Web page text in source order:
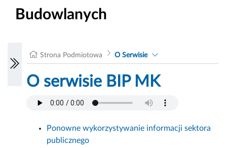
Budowlanych
Strona Podmiotowa O Serwisie
O serwisie BIP MK
Ponowne wykorzystywanie informacji sektora
publicznego